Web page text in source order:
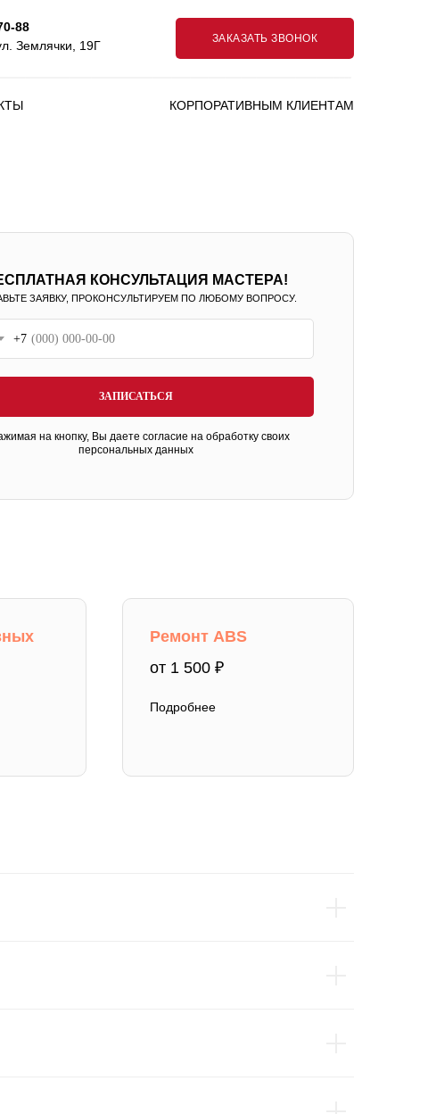
88
Землячки, 19Г
КОРПОРАТИВНЫМ КЛИЕНТАМ
ЗАКАЗАТЬ ЗВОНОК
на кнопку, Вы даете согласие на обработку своих
персональных данных
КОНСУЛЬТАЦИЯ МАСТЕРА!
ЗАЯВКУ, ПРОКОНСУЛЬТИРУЕМ ПО ЛЮБОМУ ВОПРОСУ.
+7
ЗАПИСАТЬСЯ
Ремонт ABS
от 1 500 ₽
Подробнее